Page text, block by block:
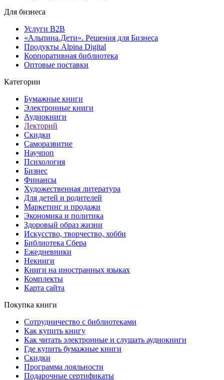
Для бизнеса
Услуги B2B
«Альпина.Дети». Решения для Бизнеса
Продукты Alpina Digital
Корпоративная библиотека
Оптовые поставки
Категории
Бумажные книги
Электронные книги
Аудиокниги
Лекторий
Скидки
Саморазвитие
Научпоп
Психология
Бизнес
Финансы
Художественная литература
Для детей и родителей
Маркетинг и продажи
Экономика и политика
Здоровый образ жизни
Искусство, творчество, хобби
Библиотека Сбера
Ежедневники
Некниги
Книги на иностранных языках
Комплекты
Карта сайта
Покупка книги
Сотрудничество с библиотеками
Как купить книгу
Как читать электронные и слушать аудиокниги
Где купить бумажные книги
Скидки
Программа лояльности
Подарочные сертификаты